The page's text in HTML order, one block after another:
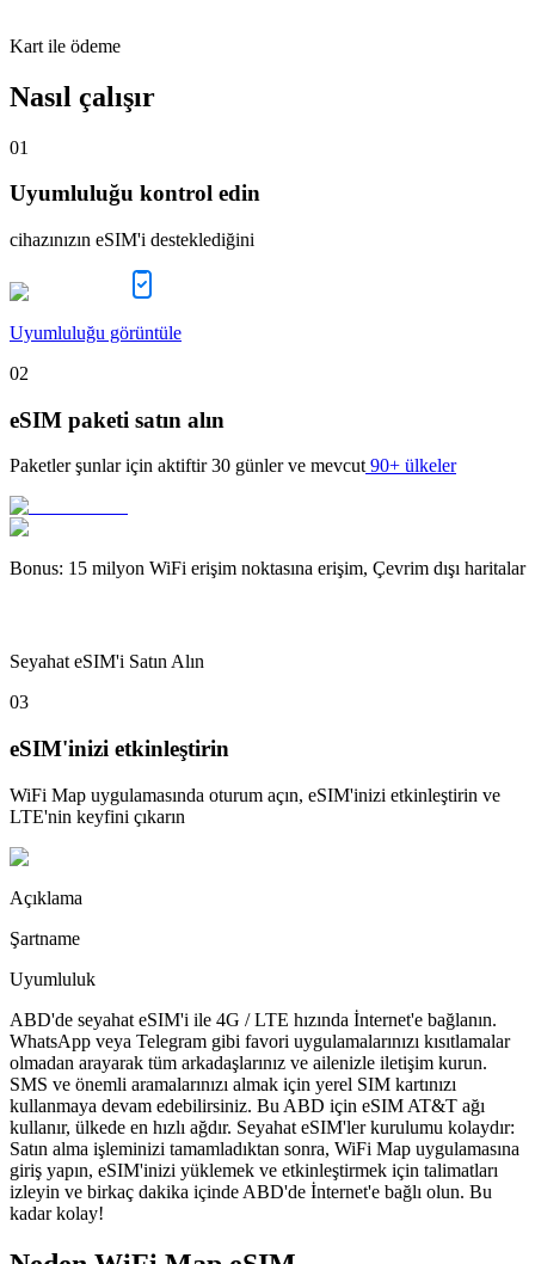
Kart ile ödeme
Nasıl çalışır
01
Uyumluluğu kontrol edin
cihazınızın eSIM'i desteklediğini
Uyumluluğu görüntüle
02
eSIM paketi satın alın
Paketler şunlar için aktiftir 30 günler ve mevcut 90+ ülkeler
Bonus: 15 milyon WiFi erişim noktasına erişim, Çevrim dışı haritalar
Seyahat eSIM'i Satın Alın
03
eSIM'inizi etkinleştirin
WiFi Map uygulamasında oturum açın, eSIM'inizi etkinleştirin ve
LTE'nin keyfini çıkarın
Açıklama
Şartname
Uyumluluk
ABD'de seyahat eSIM'i ile 4G / LTE hızında İnternet'e bağlanın.
WhatsApp veya Telegram gibi favori uygulamalarınızı kısıtlamalar
olmadan arayarak tüm arkadaşlarınız ve ailenizle iletişim kurun.
SMS ve önemli aramalarınızı almak için yerel SIM kartınızı
kullanmaya devam edebilirsiniz. Bu ABD için eSIM AT&T ağı
kullanır, ülkede en hızlı ağdır. Seyahat eSIM'ler kurulumu kolaydır:
Satın alma işleminizi tamamladıktan sonra, WiFi Map uygulamasına
giriş yapın, eSIM'inizi yüklemek ve etkinleştirmek için talimatları
izleyin ve birkaç dakika içinde ABD'de İnternet'e bağlı olun. Bu
kadar kolay!